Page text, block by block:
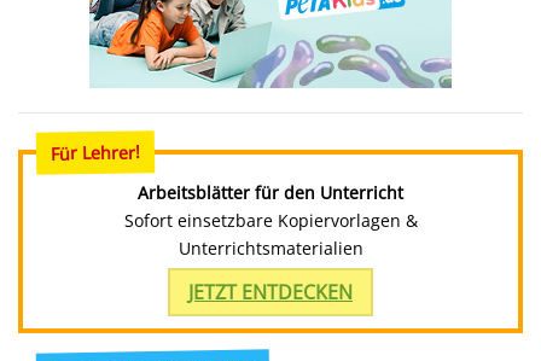
Für Lehrer!
Arbeitsblätter für den Unterricht
Sofort einsetzbare Kopiervorlagen &
Unterrichtsmaterialien
JETZT ENTDECKEN